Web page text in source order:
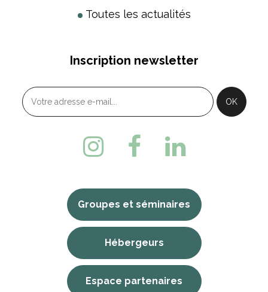
Toutes les actualités
Inscription newsletter
Groupes et séminaires
Hébergeurs
Espace partenaires